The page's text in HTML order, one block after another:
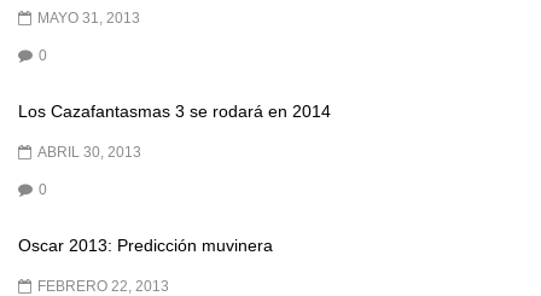
MAYO 31, 2013
0
Los Cazafantasmas 3 se rodará en 2014
ABRIL 30, 2013
0
Oscar 2013: Predicción muvinera
FEBRERO 22, 2013